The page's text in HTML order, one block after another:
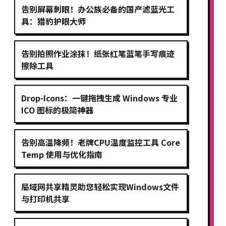
告别屏幕刺眼！办公族必备的国产滤蓝光工
具：猎豹护眼大师
告别拍照作业涂抹！纸张红笔蓝笔手写痕迹
擦除工具
Drop-Icons：一键拖拽生成 Windows 专业
ICO 图标的极简神器
告别高温降频！老牌CPU温度监控工具 Core
Temp 使用与优化指南
局域网共享精灵助您轻松实现Windows文件
与打印机共享